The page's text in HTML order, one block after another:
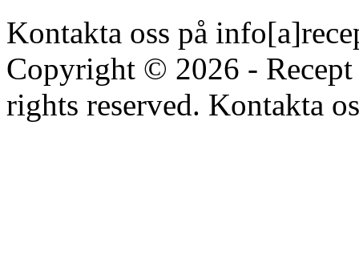
Kontakta oss på
Copyright © 2026 -
rights reserved. Kontakta